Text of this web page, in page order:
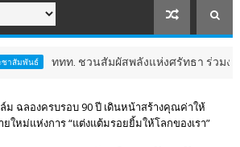
ททท. ชวนสัมผัสพลังแห่งศรัทธา ร่วมงาน "ห่มผ้าห
ม ฉลองครบรอบ 90 ปี เดินหน้าสร้างคุณค่าให้
ใหม่แห่งการ “แต่งแต้มรอยยิ้มให้โลกของเรา”